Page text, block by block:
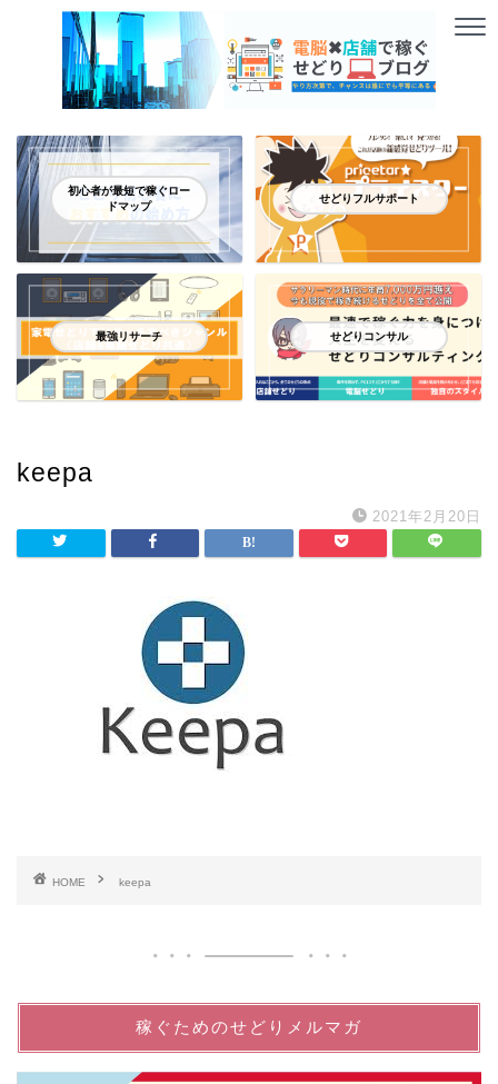
初心者が最短で稼ぐロー
ドマップ
せどりフルサポート
最強リサーチ せどりコンサル
keepa
2021年2月20日
HOME keepa
稼ぐためのせどりメルマガ